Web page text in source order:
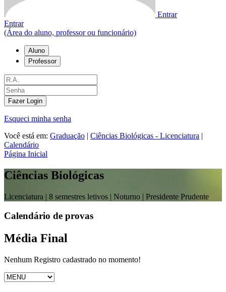
Entrar
Entrar
(Área do aluno, professor ou funcionário)
Aluno
Professor
Fazer Login
Esqueci minha senha
Você está em: Graduação | Ciências Biológicas - Licenciatura |
Calendário
Página Inicial
Ciências Biológicas
Licenciatura | 8 semestres letivos | Noturno | Presidente Prudente
Calendário de provas
Média Final
Nenhum Registro cadastrado no momento!